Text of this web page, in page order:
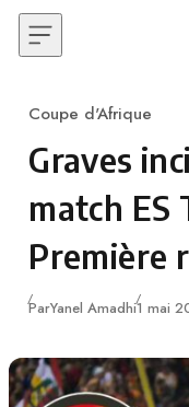
Skip to content
Category
Coupe d'Afrique
Graves
match ES
Première
ParYanel AmadhiPublié
1 mai